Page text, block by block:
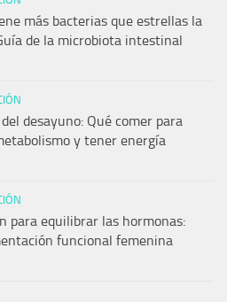
más bacterias que estrellas la
de la microbiota intestinal
desayuno: Qué comer para
y tener energía
para equilibrar las hormonas:
funcional femenina